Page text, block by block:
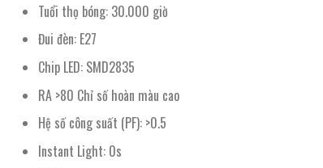
Tuổi thọ bóng: 30.000 giờ
Đui đèn: E27
Chip LED: SMD2835
RA >80 Chỉ số hoàn màu cao
Hệ số công suất (PF): >0.5
Instant Light: 0s